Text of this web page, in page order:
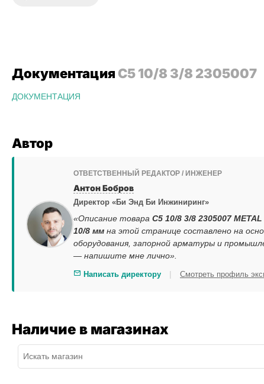
Документация C5 10/8 3/8 2305007
ДОКУМЕНТАЦИЯ
Автор
ОТВЕТСТВЕННЫЙ РЕДАКТОР / ИНЖЕНЕР
Антон Бобров
Директор «Би Энд Би Инжиниринг»
«Описание товара C5 10/8 3/8 2305007
10/8 мм на этой странице составлено на
оборудования, запорной арматуры и
— напишите мне лично».
Написать директору | Смотреть профиль
Наличие в магазинах